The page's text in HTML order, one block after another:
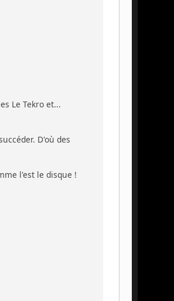
Le Tekro et...
D'où des
l'est le disque !